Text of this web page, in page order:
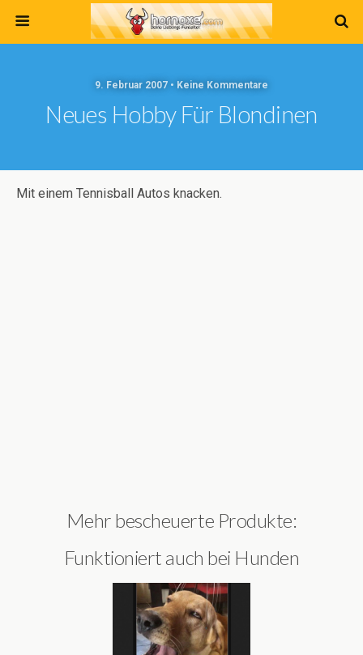
9. Februar 2007 • Keine Kommentare
Neues Hobby Für Blondinen
Mit einem Tennisball Autos knacken.
Mehr bescheuerte Produkte:
Funktioniert auch bei Hunden